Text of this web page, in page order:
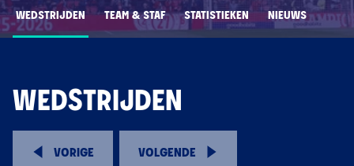
WEDSTRIJDEN TEAM & STAF STATISTIEKEN NIEUWS
WEDSTRIJDEN
VORIGE VOLGENDE